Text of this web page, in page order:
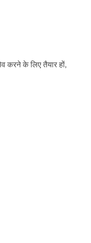
करने के लिए तैयार हों,